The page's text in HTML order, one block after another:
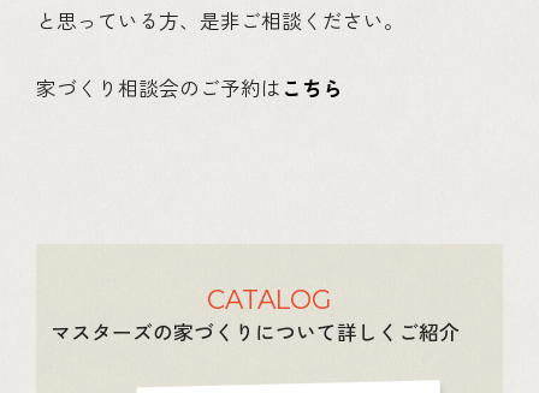
と思っている方、是非ご相談ください。
家づくり相談会のご予約は こちら
CATALOG
マスターズの家づくりについて詳しくご紹介